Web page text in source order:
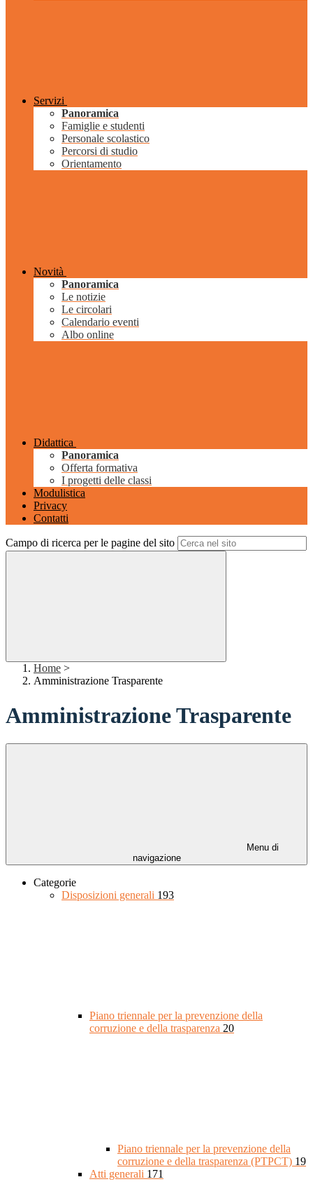
Servizi
Panoramica
Famiglie e studenti
Personale scolastico
Percorsi di studio
Orientamento
Novità
Panoramica
Le notizie
Le circolari
Calendario eventi
Albo online
Didattica
Panoramica
Offerta formativa
I progetti delle classi
Modulistica
Privacy
Contatti
Campo di ricerca per le pagine del sito
Home >
Amministrazione Trasparente
Amministrazione Trasparente
Menu di
navigazione
Categorie
Disposizioni generali 193
Piano triennale per la prevenzione della
corruzione e della trasparenza 20
Piano triennale per la prevenzione della
corruzione e della trasparenza (PTPCT) 19
Atti generali 171